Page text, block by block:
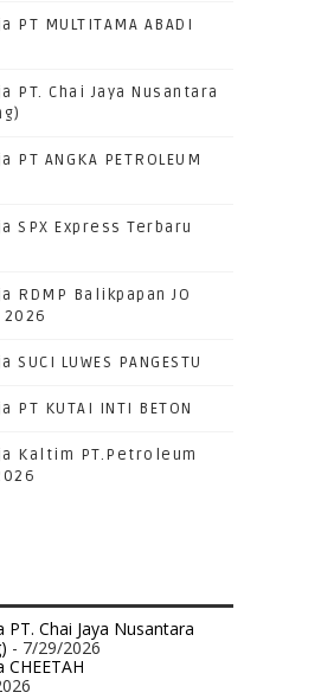
PT MULTITAMA ABADI
PT. Chai Jaya Nusantara
ANGKA PETROLEUM
SPX Express Terbaru
RDMP Balikpapan JO
LUWES PANGESTU
PT KUTAI INTI BETON
Kaltim PT.Petroleum
Chai Jaya Nusantara
- 7/29/2026